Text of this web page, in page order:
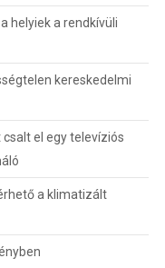
helyiek a rendkívüli
kereskedelmi
el egy televíziós
a klimatizált